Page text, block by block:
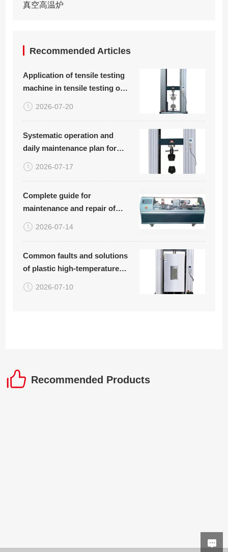
真空高温炉
Recommended Articles
Application of tensile testing
machine in tensile testing of
plastic woven bags
2026-07-20
Systematic operation and
daily maintenance plan for
carbon fiber board tensile
compression bending testing
2026-07-17
Complete guide for
maintenance and repair of
rotary bending fatigue testing
machine (with common
attached)
2026-07-14
Common faults and solutions
of plastic high-temperature
tensile testing machine
2026-07-10
Recommended Products